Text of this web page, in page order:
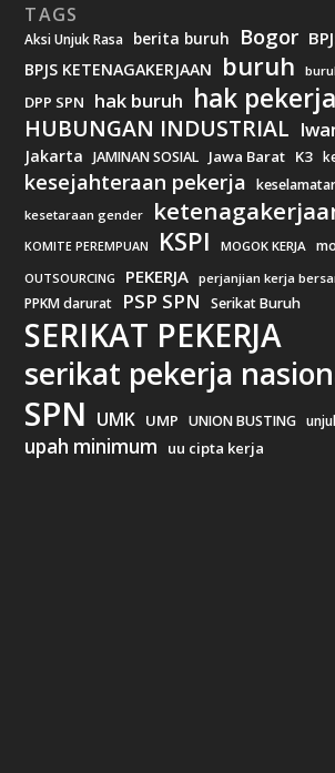
TAGS
Aksi Unjuk Rasa berita buruh Bogor
BPJS KETENAGAKERJAAN buruh
DPP SPN hak buruh hak pekerja
HUBUNGAN INDUSTRIAL
Jakarta JAMINAN SOSIAL Jawa Barat K3
kesejahteraan pekerja
kesetaraan gender
KOMITE PEREMPUAN KSPI MOGOK KERJA
OUTSOURCING PEKERJA perjanjian kerja
PPKM darurat PSP SPN Serikat Buruh
SERIKAT PEKERJA
serikat pekerja
SPN UMK UMP UNION BUSTING
upah minimum uu cipta kerja